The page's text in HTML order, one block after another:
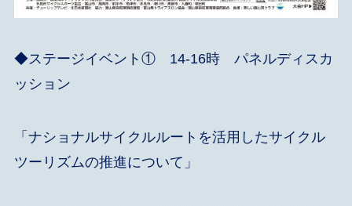
◆ステージイベント① 14-16時 パネルディスカ
ッション
「ナショナルサイクルルートを活用したサイクル
ツーリズムの推進について」